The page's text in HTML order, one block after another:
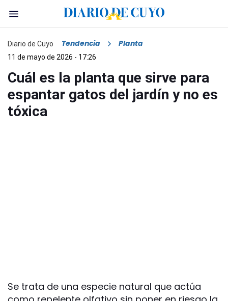
Diario de Cuyo Tendencia Planta
11 de mayo de 2026 - 17:26
Cuál es la planta que sirve para
espantar gatos del jardín y no es
tóxica
Se trata de una especie natural que actúa